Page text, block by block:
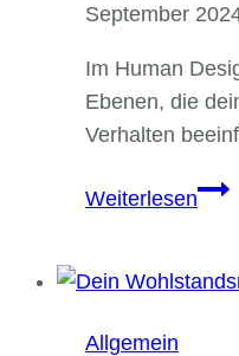
September
Im Human
Ebenen, die
Verhalten
Weiterlesen
Allgemein